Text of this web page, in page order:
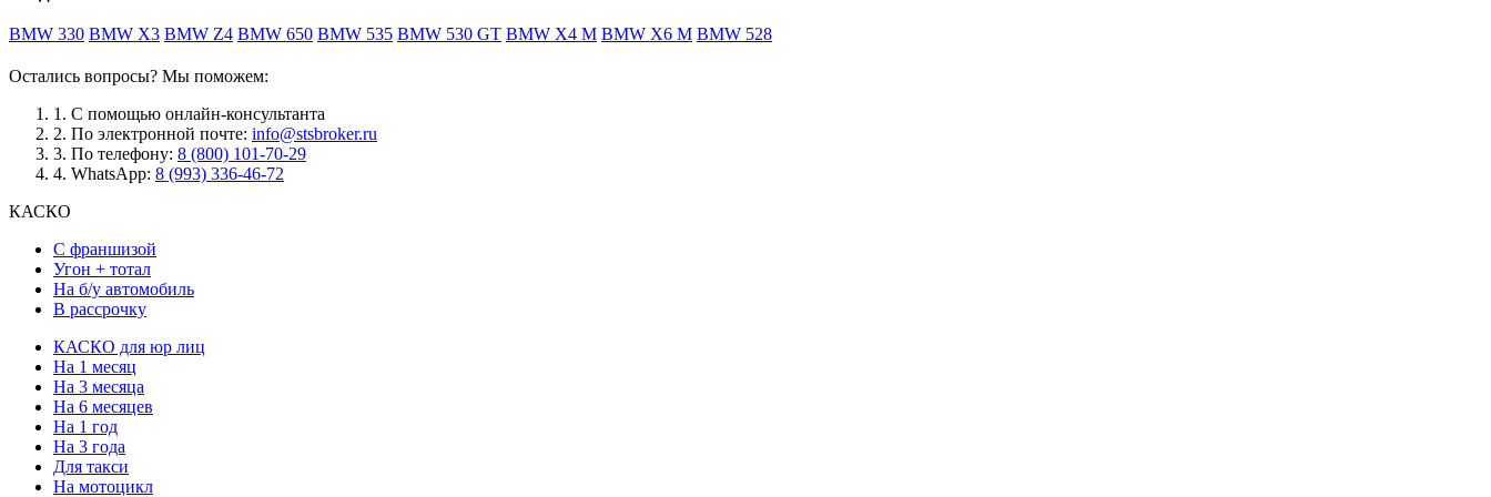
BMW 330 BMW X3 BMW Z4 BMW 650 BMW 535 BMW 530 GT BMW X4 M BMW X6 M BMW 528
Остались вопросы? Мы поможем:
1. С помощью онлайн-консультанта
2. По электронной почте: info@stsbroker.ru
3. По телефону: 8 (800) 101-70-29
4. WhatsApp: 8 (993) 336-46-72
КАСКО
С франшизой
Угон + тотал
На б/у автомобиль
В рассрочку
КАСКО для юр лиц
На 1 месяц
На 3 месяца
На 6 месяцев
На 1 год
На 3 года
Для такси
На мотоцикл